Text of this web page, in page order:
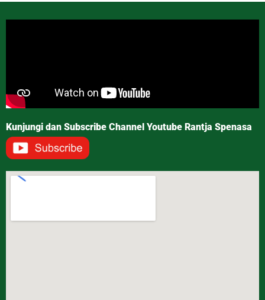
Kunjungi dan Subscribe Channel Youtube Rantja Spenasa